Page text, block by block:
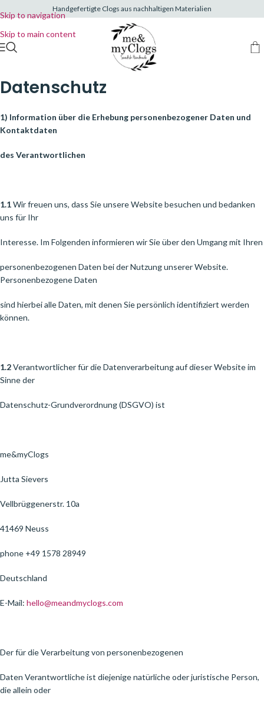
Skip to navigation
Skip to main content
Handgefertigte Clogs aus nachhaltigen Materialien
Datenschutz
1) Information über die Erhebung personenbezogener Daten und
Kontaktdaten
des Verantwortlichen
1.1Wir freuen uns, dass Sie unsere Website besuchen und bedanken
uns für Ihr
Interesse. Im Folgenden informieren wir Sie über den Umgang mit Ihren
personenbezogenen Daten bei der Nutzung unserer Website.
Personenbezogene Daten
sind hierbei alle Daten, mit denen Sie persönlich identifiziert werden
können.
1.2Verantwortlicher für die Datenverarbeitung auf dieser Website im
Sinne der
Datenschutz-Grundverordnung (DSGVO) ist
me&myClogs
Jutta Sievers
Vellbrüggenerstr. 10a
41469 Neuss
phone +49 1578 28949
Deutschland
E-Mail: hello@meandmyclogs.com
Der für die Verarbeitung von personenbezogenen
Daten Verantwortliche ist diejenige natürliche oder juristische Person,
die allein oder